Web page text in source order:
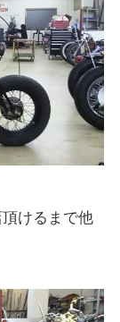
けるまで他